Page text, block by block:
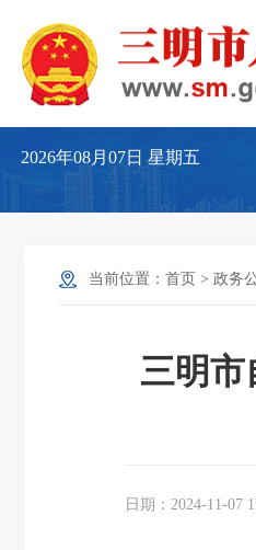
2026年08月07日星期五
当前位置： 首页 > 政务
三明市
日期：2024-11-07